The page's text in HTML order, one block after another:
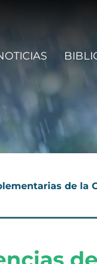
de la